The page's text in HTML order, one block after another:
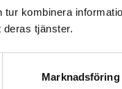
kombinera
deras tjänster.
Marknadsföring
sätt under
Nya